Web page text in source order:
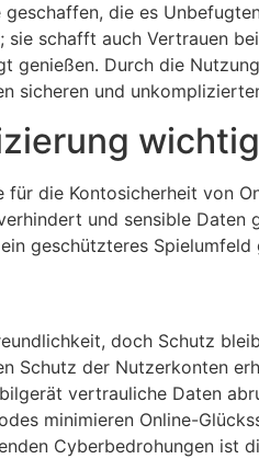
die es
schafft auch Vertrauen
genießen. Durch die
sicheren und
die Kontosicherheit von
und sensible Daten
geschützteres
doch Schutz
Schutz der Nutzerkonten
vertrauliche Daten
minimieren Online-
Cyberbedrohungen ist